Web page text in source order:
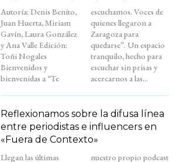
Autoría: Denis Benito,
Juan Huerta, Miriam
Gavín, Laura González
y Ana Valle Edición:
Toñi Nogales
Bienvenidos y
bienvenidas a “Te
escuchamos. Voces de
quienes llegaron a
Zaragoza para
quedarse”. Un espacio
tranquilo, hecho para
escuchar sin prisas y
acercarnos a las...
Reflexionamos sobre la difusa línea
entre periodistas e influencers en
«Fuera de Contexto»
Llegan las últimas
nuestro propio podcast